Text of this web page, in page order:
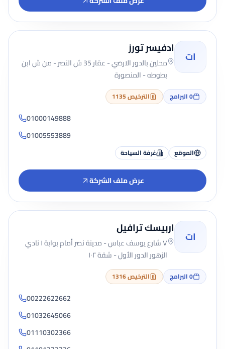
ات
ادفيسر تورز
محلين بالدور الارضي - عقار 35 ش النصر - من ش ابن
بطوطه - المنصورة
0البرامج الترخيص 1135
01000149888
01005553889
الموقع غرفة السياحة
عرض ملف الشركة
ات
اربيسك ترافيل
٧ شارع يوسف عباس - مدينة نصر أمام بوابة ١ نادي
الزهور الدور الأول - شقة ١٠٢
0البرامج الترخيص 1316
00222622662
01032645066
01110302366